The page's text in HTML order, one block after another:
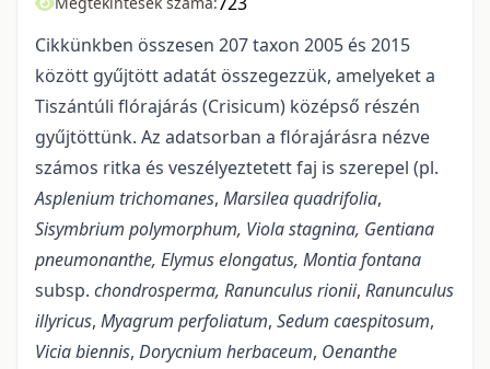
Cikkünkben összesen 207 taxon 2005 és 2015
között gyűjtött adatát összegezzük, amelyeket a
Tiszántúli flórajárás (Crisicum) középső részén
gyűjtöttünk. Az adatsorban a flórajárásra nézve
számos ritka és veszélyeztetett faj is szerepel (pl.
Asplenium trichomanes, Marsilea quadrifolia,
Sisymbrium polymorphum, Viola stagnina, Gentiana
pneumonanthe, Elymus elongatus, Montia fontana
subsp. chondrosperma, Ranunculus rionii, Ranunculus
illyricus, Myagrum perfoliatum, Sedum caespitosum,
Vicia biennis, Dorycnium herbaceum, Oenanthe